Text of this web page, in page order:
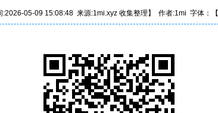
:2026-05-09 15:08:48 来源:1mi.xyz 收集整理】 作者:1mi 字体：【